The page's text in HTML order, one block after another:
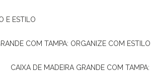
E ESTILO
COM TAMPA: ORGANIZE COM
CAIXA DE MADEIRA GRANDE COM